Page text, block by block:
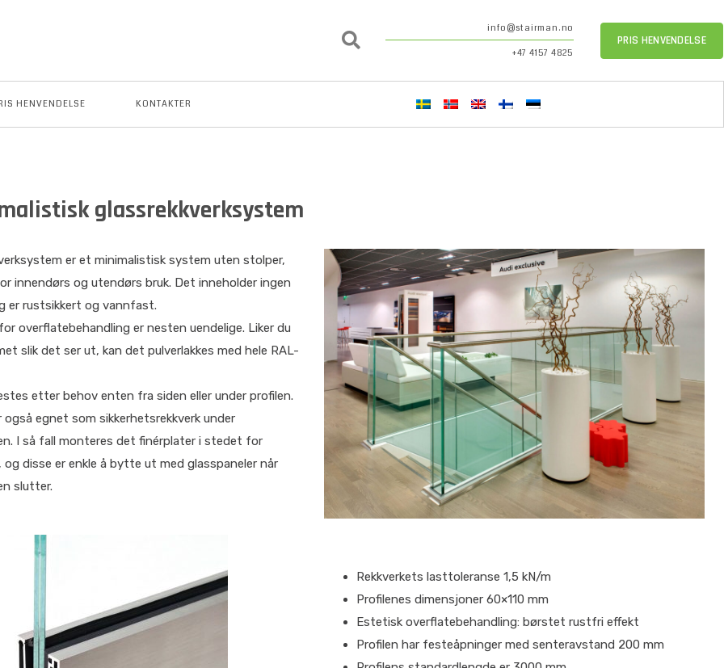
info@stairman.no
+47 4157 4825
PRIS HENVENDELSE
HENVENDELSE KONTAKTER
glassrekkverksystem
er et minimalistisk system uten stolper,
innendørs og utendørs bruk. Det inneholder ingen
er rustsikkert og vannfast.
overflatebehandling er nesten uendelige. Liker du
slik det ser ut, kan det pulverlakkes med hele RAL-
etter behov enten fra siden eller under profilen.
også egnet som sikkerhetsrekkverk under
I så fall monteres det finérplater i stedet for
og disse er enkle å bytte ut med glasspaneler når
slutter.
Rekkverkets lasttoleranse 1,5 kN/m
Profilenes dimensjoner 60×110 mm
Estetisk overflatebehandling: børstet rustfri effekt
Profilen har festeåpninger med senteravstand 200 mm